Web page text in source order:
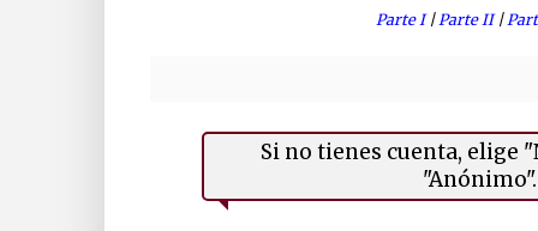
Parte I| Parte II|
Si no tienes cuenta, elige
"Anónimo".